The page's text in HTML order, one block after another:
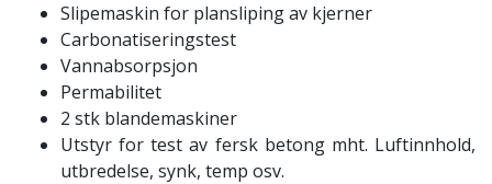
Slipemaskin for plansliping av kjerner
Carbonatiseringstest
Vannabsorpsjon
Permabilitet
2 stk blandemaskiner
Utstyr for test av fersk betong mht. Luftinnhold,
utbredelse, synk, temp osv.